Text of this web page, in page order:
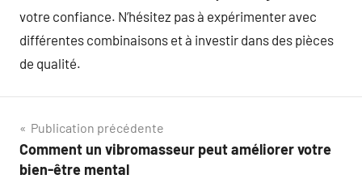
votre confiance. N’hésitez pas à expérimenter avec
différentes combinaisons et à investir dans des pièces
de qualité.
Navigation
de
Publication précédente
Comment un vibromasseur peut améliorer votre
bien-être mental